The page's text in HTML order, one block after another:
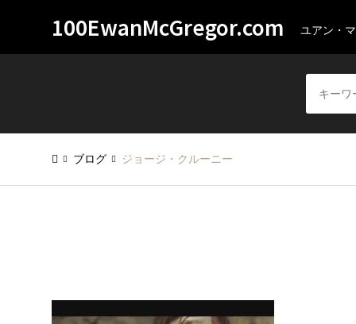
100EwanMcGregor.com ユアン・
ブログ ジョージ・クルーニー